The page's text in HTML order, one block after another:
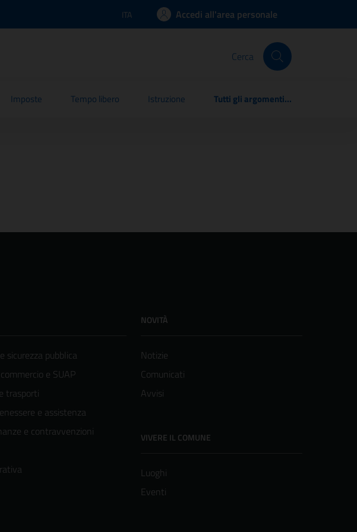
Lingua attiva:
ITA Accedi all'area personale
Cerca
Imposte Tempo libero Istruzione Tutti gli argomenti...
sicurezza pubblica
e SUAP
trasporti
e assistenza
e contravvenzioni
NOVITÀ
Notizie
Comunicati
Avvisi
VIVERE IL COMUNE
Luoghi
Eventi